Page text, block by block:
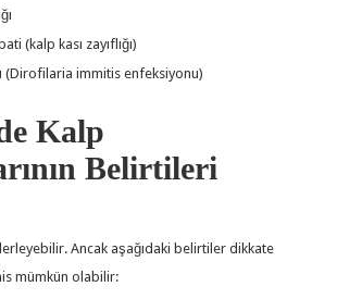
(kalp kası zayıflığı)
(Dirofilaria immitis enfeksiyonu)
Kalp
Belirtileri
Ancak aşağıdaki belirtiler dikkate
mümkün olabilir: